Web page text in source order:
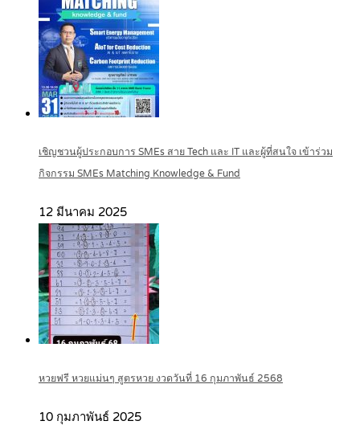
เชิญชวนผู้ประกอบการ SMEs สาย Tech และ IT และผู้ที่สนใจ เข้าร่วม
กิจกรรม SMEs Matching Knowledge & Fund
12 มีนาคม 2025
หวยฟรี หวยแม่นๆ สูตรหวย งวดวันที่ 16 กุมภาพันธ์ 2568
10 กุมภาพันธ์ 2025